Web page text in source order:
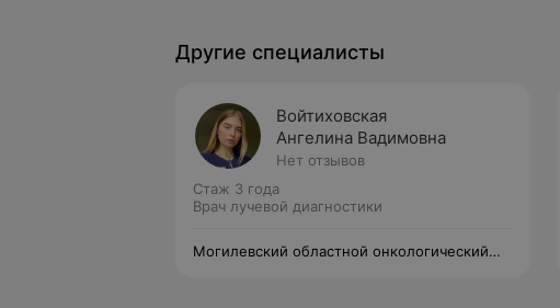
Другие специалисты
Войтиховская
Ангелина Вадимовна
Нет отзывов
Стаж 3 года
Врач лучевой диагностики
Могилевский областной онкологический